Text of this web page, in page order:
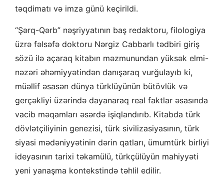
təqdimatı və imza günü keçirildi.
“Şərq-Qərb” nəşriyyatının baş redaktoru, filologiya
üzrə fəlsəfə doktoru Nərgiz Cabbarlı tədbiri giriş
sözü ilə açaraq kitabın məzmunundan yüksək elmi-
nəzəri əhəmiyyətindən danışaraq vurğulayıb ki,
müəllif əsasən dünya türklüyünün bütövlük və
gerçəkliyi üzərində dayanaraq real faktlar əsasında
vacib məqamları əsərdə işiqlandırıb. Kitabda türk
dövlətçiliyinin genezisi, türk sivilizasiyasının, türk
siyasi mədəniyyətinin dərin qatları, ümumtürk birliyi
ideyasının tarixi təkamülü, türkçülüyün mahiyyəti
yeni yanaşma kontekstində təhlil edilir.